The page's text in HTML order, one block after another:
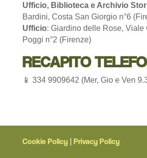
Ufficio, Biblioteca e Archivio
Bardini, Costa San Giorgio n°6
Ufficio: Giardino delle Rose, Viale
Poggi n°2 (Firenze)
RECAPITO
📱 334 9909642 (Mer, Gio e Ven
Cookie Policy| Privacy Policy